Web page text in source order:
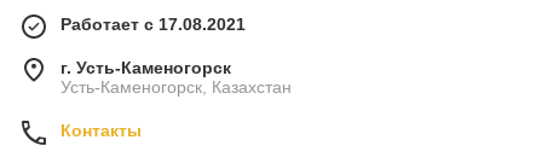
Работает с 17.08.2021
г. Усть-Каменогорск
Усть-Каменогорск, Казахстан
Контакты